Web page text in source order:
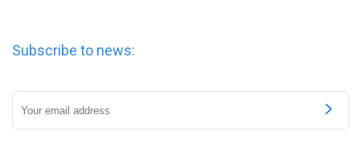
Subscribe to news: